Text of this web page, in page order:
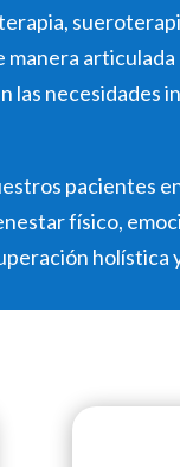
manera
las necesidades
pacientes
físico,
holística